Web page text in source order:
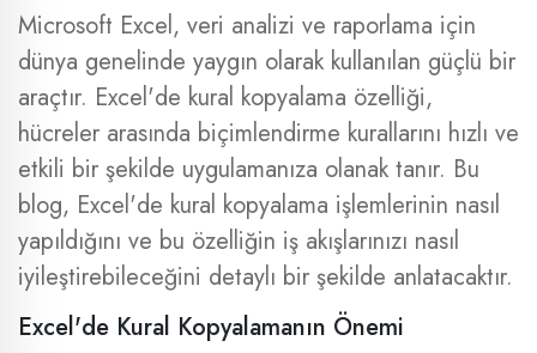
Microsoft Excel, veri analizi ve raporlama için
dünya genelinde yaygın olarak kullanılan güçlü bir
araçtır. Excel'de kural kopyalama özelliği,
hücreler arasında biçimlendirme kurallarını hızlı ve
etkili bir şekilde uygulamanıza olanak tanır. Bu
blog, Excel'de kural kopyalama işlemlerinin nasıl
yapıldığını ve bu özelliğin iş akışlarınızı nasıl
iyileştirebileceğini detaylı bir şekilde anlatacaktır.
Excel'de Kural Kopyalamanın Önemi